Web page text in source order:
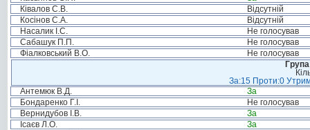
Ківалов С.В.
Відсутній
Косінов С.А.
Відсутній
Насалик І.С.
Не голосував
Сабашук П.П.
Не голосував
Фіалковський В.О.
Не голосував
За:15 Проти:0
Антемюк В.Д.
За
Бондаренко Г.І.
Не голосував
Вернидубов І.В.
За
Ісаєв Л.О.
За